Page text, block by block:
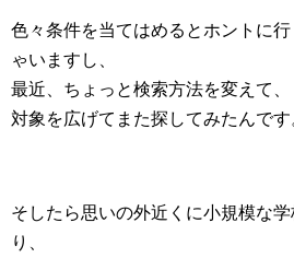
色々条件を当てはめるとホントに
ゃいますし、
最近、ちょっと検索方法を変えて、
対象を広げてまた探してみたんです
そしたら思いの外近くに小規模な
り、